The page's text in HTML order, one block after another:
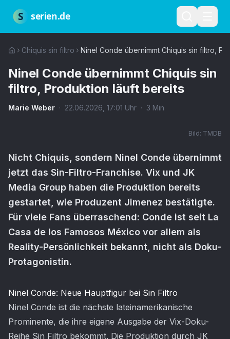
S serien.de
Chiquis sin filtro Ninel Conde übernimmt Chiquis sin filtro,
Ninel Conde übernimmt Chiquis sin
filtro, Produktion läuft bereits
Marie Weber · 22.06.2026 17:01 Uhr · 3 Min
Bild: TMDB
Nicht Chiquis, sondern Ninel Conde übernimmt
jetzt das Sin-Filtro-Franchise. Vix und JK
Media Group haben die Produktion bereits
gestartet, wie Produzent Jimenez bestätigte.
Für viele Fans überraschend: Conde ist seit La
Casa de los Famosos México vor allem als
Reality-Persönlichkeit bekannt, nicht als Doku-
Protagonistin.
Artikel-Inhalt
Ninel Conde: Neue Hauptfigur bei Sin Filtro
Ninel Conde ist die nächste lateinamerikanische
Prominente, die ihre eigene Ausgabe der Vix-Doku-
Reihe Sin Filtro bekommt. Die Produktion durch JK
Nutzungsbedingungen